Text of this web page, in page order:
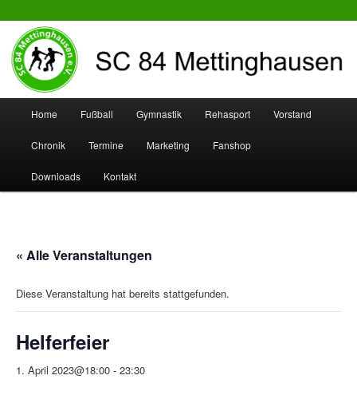
SC 84 Mettinghausen
Zum
Inhalt
wechseln
Zum
sekundären
Inhalt
Home Fußball Gymnastik Rehasport Vorstand
Chronik Termine Marketing Fanshop
Downloads Kontakt
« Alle Veranstaltungen
Diese Veranstaltung hat bereits stattgefunden.
Helferfeier
1. April 2023@18:00 - 23:30